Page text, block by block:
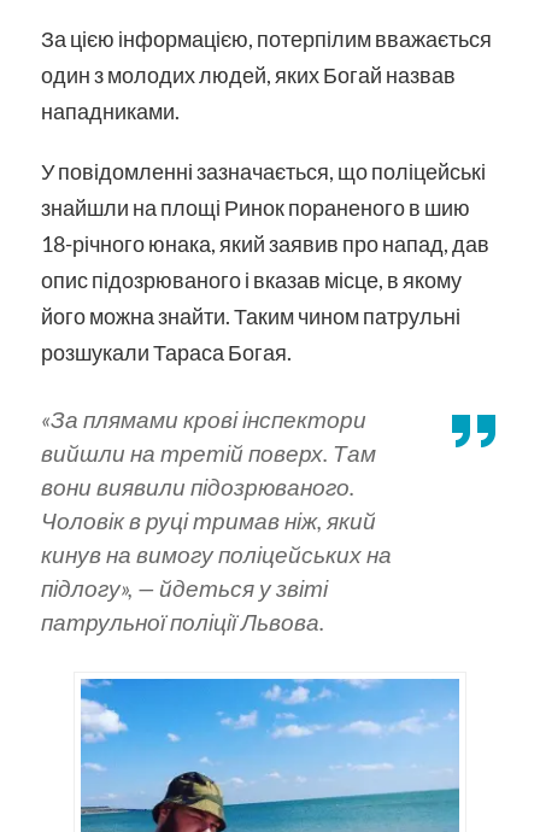
За цією інформацією, потерпілим вважається
один з молодих людей, яких Богай назвав
нападниками.
У повідомленні зазначається, що поліцейські
знайшли на площі Ринок пораненого в шию
18-річного юнака, який заявив про напад, дав
опис підозрюваного і вказав місце, в якому
його можна знайти. Таким чином патрульні
розшукали Тараса Богая.
«За плямами крові інспектори
вийшли на третій поверх. Там
вони виявили підозрюваного.
Чоловік в руці тримав ніж, який
кинув на вимогу поліцейських на
підлогу​», — йдеться у звіті
патрульної поліції Львова.